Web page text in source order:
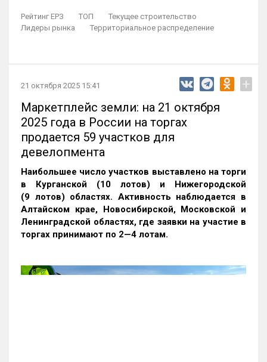
Рейтинг ЕРЗ ТОП
Текущее строительство
Лидеры рынка
Территориальное распределение
21 октября 2025 15:41 +
Маркетплейс земли: на 21 октября
2025 года в России на торгах
продается 59 участков для
девелопмента
Наибольшее число участков выставлено на торги
в Курганской (10 лотов) и Нижегородской
(9 лотов) областях. Активность наблюдается в
Алтайском крае, Новосибирской, Московской и
Ленинградской областях, где заявки на участие в
торгах принимают по 2—4 лотам.